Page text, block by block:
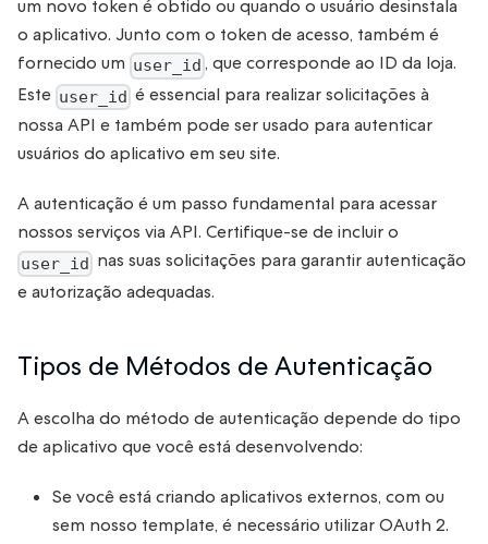
um novo token é obtido ou quando o usuário desinstala
o aplicativo. Junto com o token de acesso, também é
fornecido um user_id , que corresponde ao ID da loja.
Este user_id é essencial para realizar solicitações à
nossa API e também pode ser usado para autenticar
usuários do aplicativo em seu site.
A autenticação é um passo fundamental para acessar
nossos serviços via API. Certifique-se de incluir o
user_id nas suas solicitações para garantir autenticação
e autorização adequadas.
Tipos de Métodos de Autenticação
A escolha do método de autenticação depende do tipo
de aplicativo que você está desenvolvendo:
Se você está criando aplicativos externos, com ou
sem nosso template, é necessário utilizar OAuth 2.